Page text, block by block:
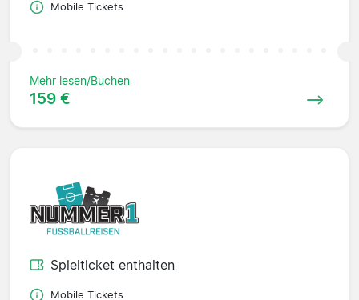
Mobile Tickets
Mehr lesen/Buchen
159 €
Spielticket enthalten
Mobile Tickets